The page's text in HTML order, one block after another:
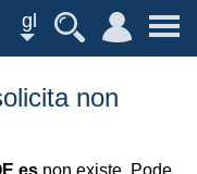
gl
non
non existe. Pode